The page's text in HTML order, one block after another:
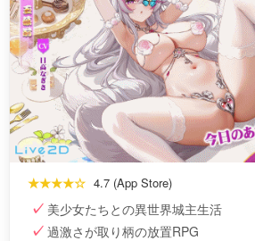
★★★★☆ 4.7 (App Store)
美少女たちとの異世界城主生活
過激さが取り柄の放置RPG